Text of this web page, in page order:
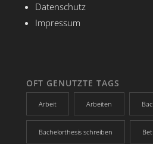
Datenschutz
Impressum
OFT GENUTZTE TAGS
Arbeit Arbeiten
Bachelorthesis schreiben